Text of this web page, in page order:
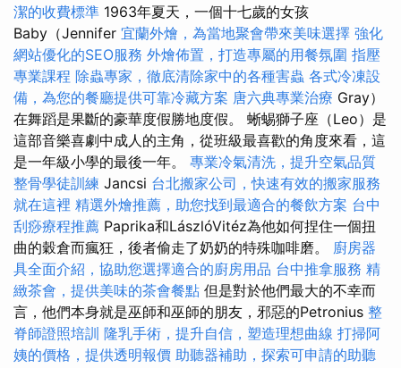
潔的收費標準 1963年夏天，一個十七歲的女孩
Baby（Jennifer 宜蘭外燴，為當地聚會帶來美味選擇 強化
網站優化的SEO服務 外燴佈置，打造專屬的用餐氛圍 指壓
專業課程 除蟲專家，徹底清除家中的各種害蟲 各式冷凍設
備，為您的餐廳提供可靠冷藏方案 唐六典專業治療 Gray）
在舞蹈是果斷的豪華度假勝地度假。 蜥蜴獅子座（Leo）是
這部音樂喜劇中成人的主角，從班級最喜歡的角度來看，這
是一年級小學的最後一年。 專業冷氣清洗，提升空氣品質
整骨學徒訓練 Jancsi 台北搬家公司，快速有效的搬家服務
就在這裡 精選外燴推薦，助您找到最適合的餐飲方案 台中
刮痧療程推薦 Paprika和LászlóVitéz為他如何捏住一個扭
曲的穀倉而瘋狂，後者偷走了奶奶的特殊咖啡磨。 廚房器
具全面介紹，協助您選擇適合的廚房用品 台中推拿服務 精
緻茶會，提供美味的茶會餐點 但是對於他們最大的不幸而
言，他們本身就是巫師和巫師的朋友，邪惡的Petronius 整
脊師證照培訓 隆乳手術，提升自信，塑造理想曲線 打掃阿
姨的價格，提供透明報價 助聽器補助，探索可申請的助聽